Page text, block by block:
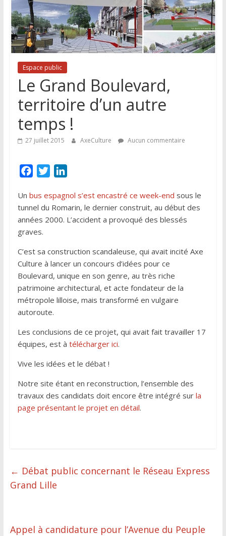
Lille
et
de
sa
région
Espace public
Le Grand Boulevard,
territoire d’un autre
temps !
27 juillet 2015 AxeCulture Aucun commentaire
c
e
b
o
o
k
i
t
t
r
n
k
e
I
n
Un bus espagnol s’est encastré ce week-end sous le
tunnel du Romarin, le dernier construit, au début des
années 2000. L’accident a provoqué des blessés
graves.
C’est sa construction scandaleuse, qui avait incité Axe
Culture à lancer un concours d’idées pour ce
Boulevard, unique en son genre, au très riche
patrimoine architectural, et acte fondateur de la
métropole lilloise, mais transformé en vulgaire
autoroute.
Les conclusions de ce projet, qui avait fait travailler 17
équipes, est à télécharger ici.
Vive les idées et le débat !
Notre site étant en reconstruction, l’ensemble des
travaux des candidats doit encore être intégré sur la
page présentant le projet en détail.
← Débat public concernant le Réseau Express
Grand Lille
Appel à candidature pour l’Avenue du Peuple